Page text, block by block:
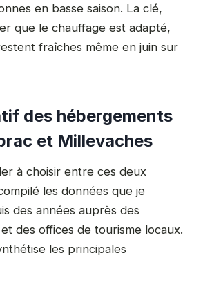
en basse saison. La clé,
que le chauffage est adapté,
fraîches même en juin sur
des hébergements
et Millevaches
à choisir entre ces deux
les données que je
des années auprès des
des offices de tourisme locaux.
les principales